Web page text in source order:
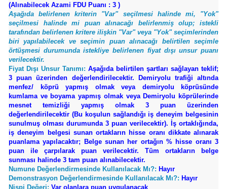
(Alınabilecek Azami FDU Puanı : 3 )
Aşağıda belirlenen kriterin "Var" seçilmesi halinde mi, "Yok"
seçilmesi halinde mi puan alınacağı belirlenmiş olup; istekli
tarafından belirlenen kritere ilişkin "Var" veya "Yok" seçimlerinden
biri yapılabilecek ve seçimin puan alınacağı belirtilen seçimle
örtüşmesi durumunda istekliye belirlenen fiyat dışı unsur puanı
verilecektir.
Fiyat Dışı Unsur Tanımı: Aşağıda belirtilen şartları sağlayan teklif;
3 puan üzerinden değerlendirilecektir. Demiryolu trafiği altında
menfez/ köprü yapmış olmak veya demiryolu köprüsünde
kumlama ve boyama yapmış olmak veya Demiryolu köprülerinde
mesnet temizliği yapmış olmak 3 puan üzerinden
değerlendirilecektir (Bu koşulun sağlandığı iş deneyim belgesinin
sunulmuş olması durumunda 3 puan verilecektir). İş ortaklığında,
iş deneyim belgesi sunan ortakların hisse oranı dikkate alınarak
puanlama yapılacaktır; Belge sunan her ortağın % hisse oranı 3
puan ile çarpılarak puan verilecektir. Tüm ortakların belge
sunması halinde 3 tam puan alınabilecektir.
Numune Değerlendirmesinde Kullanılacak Mı?: Hayır
Demonstrasyon Değerlendirmesinde Kullanılacak Mı?: Hayır
Nispi Değeri: Var olanlara puan uygulanacak